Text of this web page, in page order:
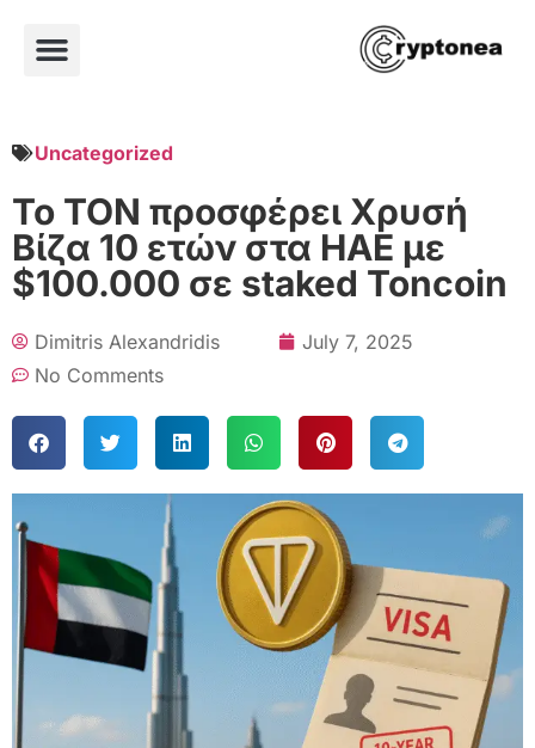
Uncategorized
Το TON προσφέρει Χρυσή
Βίζα 10 ετών στα ΗΑΕ με
$100.000 σε staked Toncoin
Dimitris Alexandridis
July 7, 2025
No Comments